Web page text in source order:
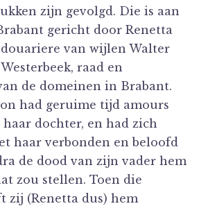
zijn gevolgd. Die is aan
gericht door Renetta
van wijlen Walter
raad en
de domeinen in Brabant.
had geruime tijd amours
haar dochter, en had zich
haar verbonden en beloofd
de dood van zijn vader hem
zou stellen. Toen die
zij (Renetta dus) hem